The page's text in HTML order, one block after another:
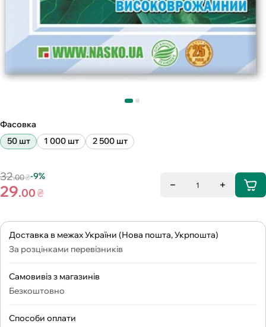
Фасовка
50 шт
1 000 шт 2 500 шт
32.00₴-9%
29.00₴
1
Доставка в межах України (Нова пошта, Укрпошта)
За розцінками перевізників
Самовивіз з магазинів
Безкоштовно
Способи оплати